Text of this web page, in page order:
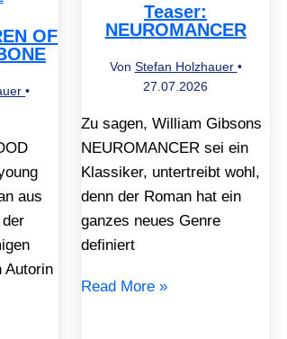
OF
•
aus
Autorin
Teaser:
NEUROMANCER
Von Stefan Holzhauer •
27.07.2026
Zu sagen, William Gibsons
NEUROMANCER sei ein
Klassiker, untertreibt wohl,
denn der Roman hat ein
ganzes neues Genre
definiert
Read More »